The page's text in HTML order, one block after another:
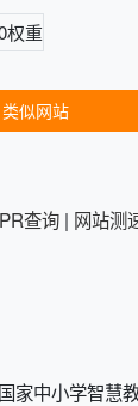
类似网站
PR查询 | 网站测
家中小学智慧